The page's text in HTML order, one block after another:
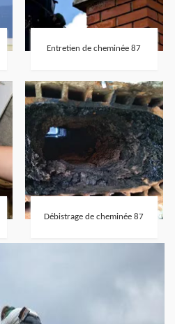
Entretien de cheminée 87
Débistrage de cheminée 87